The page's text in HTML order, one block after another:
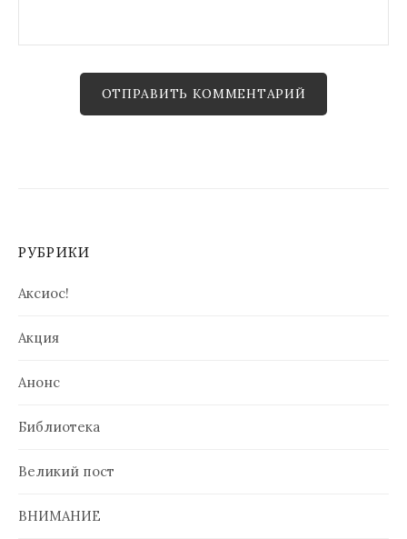
РУБРИКИ
Аксиос!
Акция
Анонс
Библиотека
Великий пост
ВНИМАНИЕ